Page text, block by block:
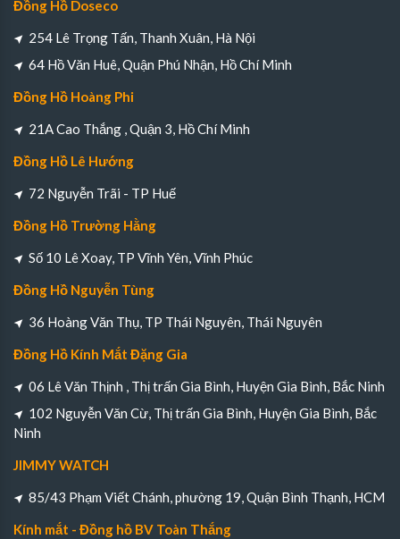
Đồng Hồ Doseco
254 Lê Trọng Tấn, Thanh Xuân, Hà Nội
64 Hồ Văn Huê, Quận Phú Nhận, Hồ Chí Minh
Đồng Hồ Hoàng Phi
21A Cao Thắng , Quận 3, Hồ Chí Minh
Đồng Hồ Lê Hướng
72 Nguyễn Trãi - TP Huế
Đồng Hồ Trường Hằng
Số 10 Lê Xoay, TP Vĩnh Yên, Vĩnh Phúc
Đồng Hồ Nguyễn Tùng
36 Hoàng Văn Thụ, TP Thái Nguyên, Thái Nguyên
Đồng Hồ Kính Mắt Đặng Gia
06 Lê Văn Thịnh , Thị trấn Gia Bình, Huyện Gia Bình, Bắc Ninh
102 Nguyễn Văn Cừ, Thị trấn Gia Bình, Huyện Gia Bình, Bắc
Ninh
JIMMY WATCH
85/43 Phạm Viết Chánh, phường 19, Quận Bình Thạnh, HCM
Kính mắt - Đồng hồ BV Toàn Thắng